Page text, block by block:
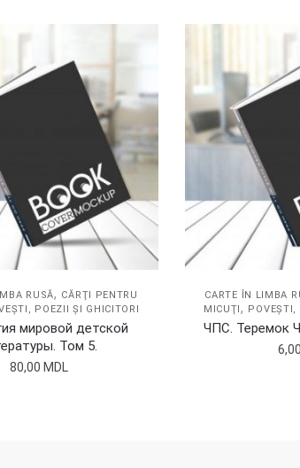
RUSĂ, CĂRŢI PENTRU
POEZII ŞI GHICITORI
мировой детской
Том 5.
80,00 MDL
CARTE ÎN LIMBA
MICUŢI, POVEŞTI,
ЧПС. Теремок
6,00